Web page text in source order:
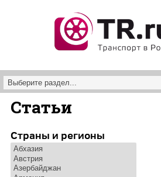
Статьи
Страны и регионы